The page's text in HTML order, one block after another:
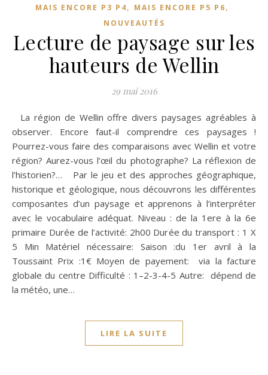
MAIS ENCORE P3 P4, MAIS ENCORE P5 P6,
NOUVEAUTÉS
Lecture de paysage sur les
hauteurs de Wellin
29 mai 2016
La région de Wellin offre divers paysages agréables à
observer. Encore faut-il comprendre ces paysages !
Pourrez-vous faire des comparaisons avec Wellin et votre
région? Aurez-vous l’œil du photographe? La réflexion de
l’historien?… Par le jeu et des approches géographique,
historique et géologique, nous découvrons les différentes
composantes d’un paysage et apprenons à l’interpréter
avec le vocabulaire adéquat. Niveau : de la 1ere à la 6e
primaire Durée de l’activité: 2h00 Durée du transport : 1 X
5 Min Matériel nécessaire: Saison :du 1er avril à la
Toussaint Prix :1€ Moyen de payement: via la facture
globale du centre Difficulté : 1–2-3-4-5 Autre: dépend de
la météo, une…
LIRE LA SUITE